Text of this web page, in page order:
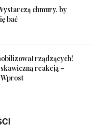
chmury, by
bać
rządzących!
reakcją –